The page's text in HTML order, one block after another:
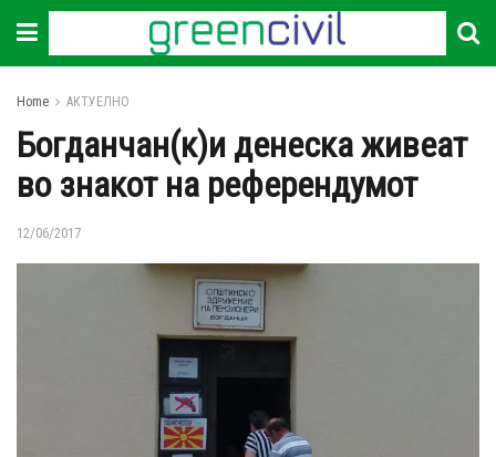
Home АКТУЕЛНО
Богданчан(к)и денеска живеат
во знакот на референдумот
12/06/2017